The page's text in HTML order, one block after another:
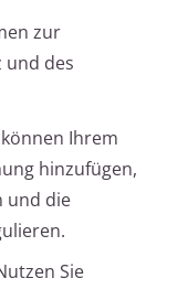
zur
und des
Ihrem
hinzufügen,
und die
Sie